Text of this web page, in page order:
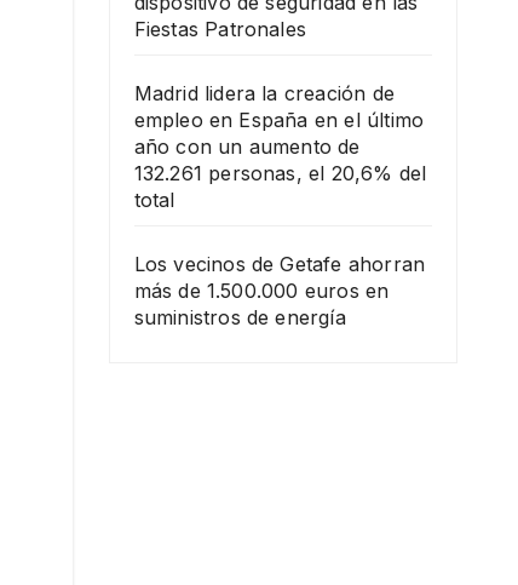
Fiestas Patronales
Madrid lidera la creación de
empleo en España en el último
año con un aumento de
132.261 personas, el 20,6% del
total
Los vecinos de Getafe ahorran
más de 1.500.000 euros en
suministros de energía